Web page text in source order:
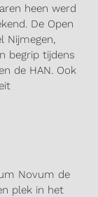
heen werd
De Open
Nijmegen,
begrip tijdens
de HAN. Ook
Novum de
plek in het